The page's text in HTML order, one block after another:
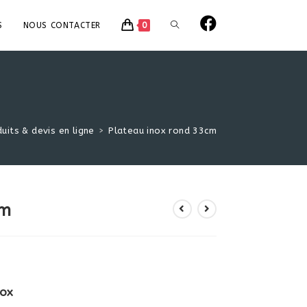
NOUS CONTACTER 0 TOGGLE
SEARCH
& devis en ligne > Plateau inox rond 33cm